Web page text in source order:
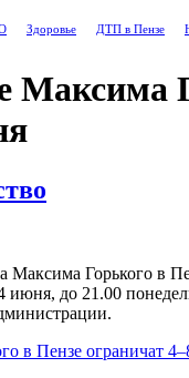
Здоровье ДТП в Пензе
Максима
Максима Горького в
июня, до 21.00